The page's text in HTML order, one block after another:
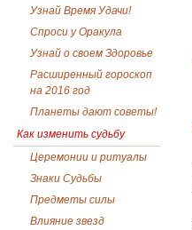
Узнай Время Удачи!
Спроси у Оракула
Узнай о своем Здоровье
Расширенный гороскоп
на 2016 год
Планеты дают советы!
Как изменить судьбу
Церемонии и ритуалы
Знаки Судьбы
Предметы силы
Влияние звезд